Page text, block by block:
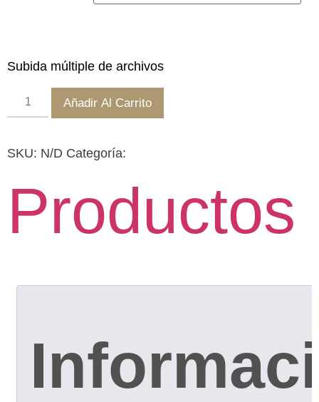
Subida múltiple de archivos
Añadir Al Carrito
SKU: N/D Categoría:
Productos